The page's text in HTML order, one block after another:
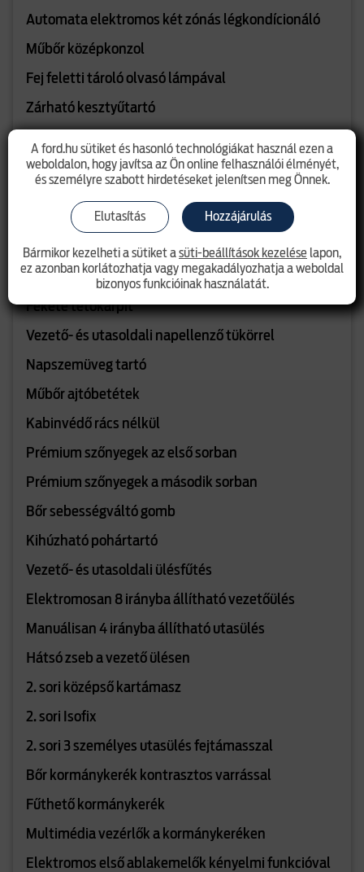
Automata elektromos két zónás légkondícionáló
Műbőr középkonzol
Fej feletti tároló olvasó lámpával
Zárható kesztyűtartó
Belső LED hangulatvilágítás
Tachográf előkészítés
Automatikusan elsötétedő belső visszapillantó
tükör
Fekete tetőkárpit
Vezető- és utasoldali napellenző tükörrel
Napszemüveg tartó
Műbőr ajtóbetétek
Kabinvédő rács nélkül
Prémium szőnyegek az első sorban
Prémium szőnyegek a második sorban
Bőr sebességváltó gomb
Kihúzható pohártartó
Vezető- és utasoldali ülésfűtés
Elektromosan 8 irányba állítható vezetőülés
Manuálisan 4 irányba állítható utasülés
Hátsó zseb a vezető ülésen
2. sori középső kartámasz
2. sori Isofix
2. sori 3 személyes utasülés fejtámasszal
Bőr kormánykerék kontrasztos varrással
Fűthető kormánykerék
Multimédia vezérlők a kormánykeréken
Elektromos első ablakemelők kényelmi funkcióval
A ford.hu sütiket és hasonló technológiákat használ ezen a
weboldalon, hogy javítsa az Ön online felhasználói élményét,
és személyre szabott hirdetéseket jelenítsen meg Önnek.
Elutasítás Hozzájárulás
Bármikor kezelheti a sütiket asüti-beállítások kezelése lapon,
ez azonban korlátozhatja vagy megakadályozhatja a weboldal
bizonyos funkcióinak használatát.